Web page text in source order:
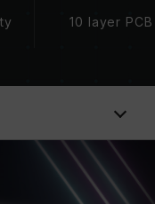
達頻率，並非所有
應的超頻技術
法達到標示的超
10 layer PCB